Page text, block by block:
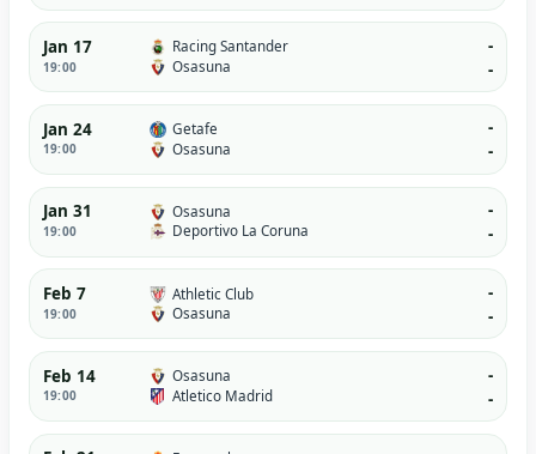
Jan 17
19:00
Racing Santander
Osasuna
-
-
Jan 24
19:00
Getafe
Osasuna
-
-
Jan 31
19:00
Osasuna
Deportivo La Coruna
-
-
Feb 7
19:00
Athletic Club
Osasuna
-
-
Feb 14
19:00
Osasuna
Atletico Madrid
-
-